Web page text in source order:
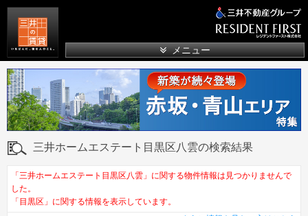
メニュー
三井ホームエステート目黒区八雲の検索結果
「三井ホームエステート目黒区八雲」に関する物件情報は見つかりませんで
した。
「目黒区」に関する情報を表示しています。